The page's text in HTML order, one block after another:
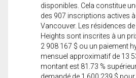
disponibles. Cela constitue
des 907 inscriptions actives
Vancouver. Les résidences
Heights sont inscrites à un
2 908 167 $ ou un paiement
mensuel approximatif de 13
montant est 81.73 %
demandé de 1 600 239 $ pour